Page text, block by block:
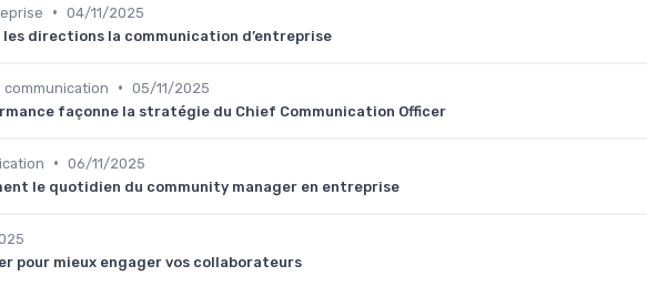
• 04/11/2025
directions la communication d’entreprise
• 05/11/2025
façonne la stratégie du Chief Communication Officer
• 06/11/2025
le quotidien du community manager en entreprise
pour mieux engager vos collaborateurs